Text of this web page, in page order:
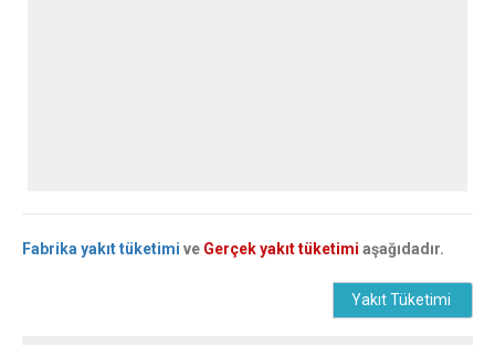
Fabrika yakıt tüketimi ve Gerçek yakıt tüketimi aşağıdadır.
Yakıt Tüketimi